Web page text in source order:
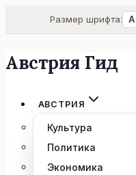
Размер шрифта: А
Перейти
содержимому
Австрия Гид
АВСТРИЯ
Культура
Политика
Экономика